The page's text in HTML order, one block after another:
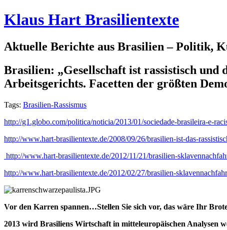
Klaus Hart Brasilientexte
Aktuelle Berichte aus Brasilien – Politik,
Brasilien: „Gesellschaft ist rassistisch
Arbeitsgerichts. Facetten der größten
Tags: Brasilien-Rassismus
http://g1.globo.com/politica/noticia/2013/01/sociedade-brasileira-e-
http://www.hart-brasilientexte.de/2008/09/26/brasilien-ist-das-
http://www.hart-brasilientexte.de/2012/11/21/brasilien-
http://www.hart-brasilientexte.de/2012/02/27/brasilien-
Vor den Karren spannen…Stellen Sie sich vor, das wäre Ihr
2013 wird Brasiliens Wirtschaft in mitteleuropäischen Analysen